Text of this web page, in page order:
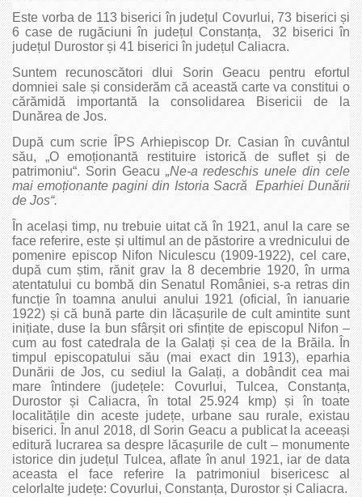
Este vorba de 113 biserici în județul Covurlui, 73 biserici și
6 case de rugăciuni în județul Constanța, 32 biserici în
județul Durostor și 41 biserici în județul Caliacra.
Suntem recunoscători dlui Sorin Geacu pentru efortul
domniei sale și considerăm că această carte va constitui o
cărămidă importantă la consolidarea Bisericii de la
Dunărea de Jos.
După cum scrie ÎPS Arhiepis­cop Dr. Casian în cuvântul
său, „O emoționantă restituire istorică de suflet și de
patrimoniu“. Sorin Geacu „Ne‑a redeschis unele din cele
mai emoționante pagini din Istoria Sacră Eparhiei Dunării
de Jos“.
În același timp, nu trebuie uitat că în 1921, anul la care se
face referire, este și ultimul an de păstorire a vrednicului de
pomenire episcop Nifon Niculescu (1909‑1922), cel care,
după cum știm, rănit grav la 8 decembrie 1920, în urma
atentatului cu bombă din Senatul României, s‑a retras din
funcție în toamna anului anului 1921 (oficial, în ianuarie
1922) și că bună parte din lăcașurile de cult amintite sunt
inițiate, duse la bun sfârșit ori sfințite de episcopul Nifon –
cum au fost catedrala de la Galați și cea de la Brăila. În
timpul episcopatului său (mai exact din 1913), eparhia
Dunării de Jos, cu sediul la Galați, a dobândit cea mai
mare întindere (județele: Covurlui, Tulcea, Constanța,
Durostor și Caliacra, în total 25.924 kmp) și în toate
localitățile din aceste județe, urbane sau rurale, existau
biserici. În anul 2018, dl Sorin Geacu a publicat la aceeași
editură lucrarea sa despre lăcașurile de cult – monumente
istorice din județul Tulcea, aflate în anul 1921, iar de data
aceasta el face referire la patrimoniul bisericesc al
celorlalte județe: Covurlui, Constanța, Du­rostor și Caliacra.